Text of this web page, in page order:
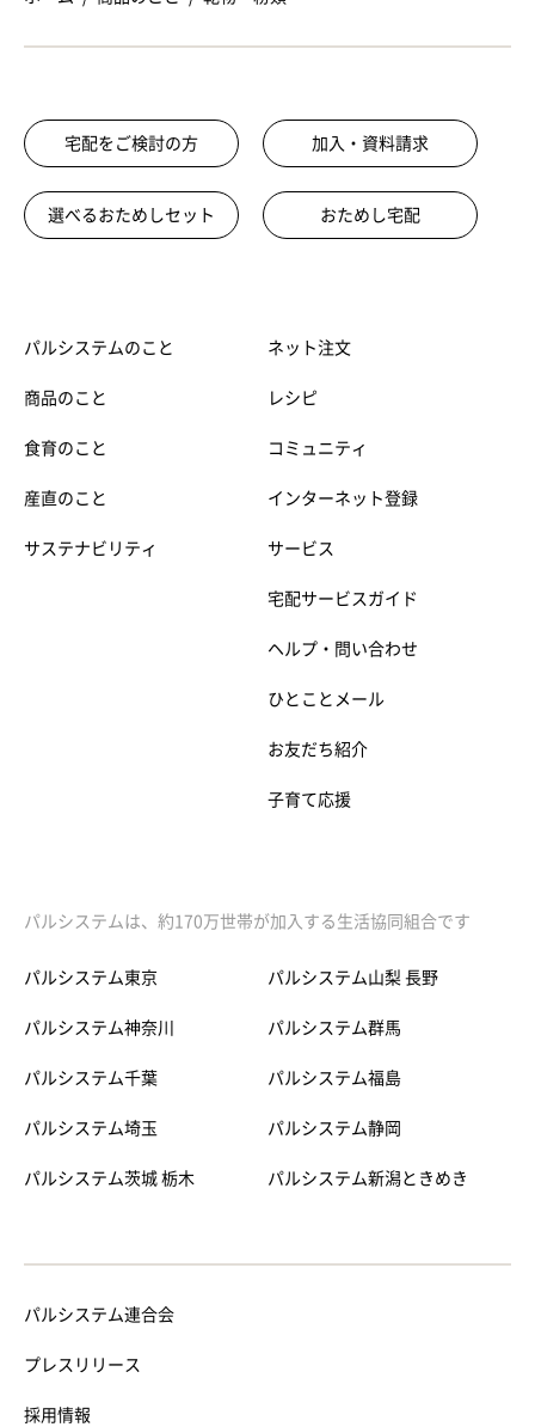
宅配をご検討の方 加入・資料請求
選べるおためしセット おためし宅配
パルシステムのこと
商品のこと
食育のこと
産直のこと
サステナビリティ
ネット注文
レシピ
コミュニティ
インターネット登録
サービス
宅配サービスガイド
ヘルプ・問い合わせ
ひとことメール
お友だち紹介
子育て応援
パルシステムは、約170万世帯が加入する生活協同組合です
パルシステム東京
パルシステム神奈川
パルシステム千葉
パルシステム埼玉
パルシステム茨城 栃木
パルシステム山梨 長野
パルシステム群馬
パルシステム福島
パルシステム静岡
パルシステム新潟ときめき
パルシステム連合会
プレスリリース
採用情報